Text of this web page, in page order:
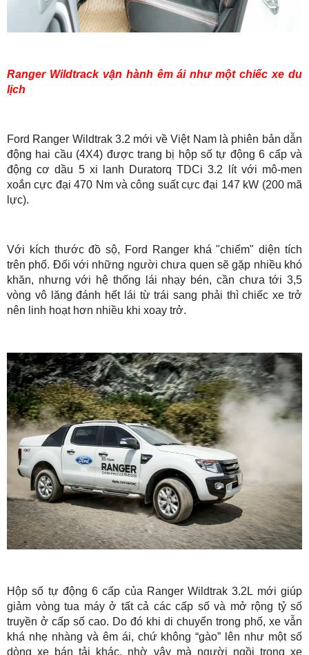
Ranger Wildtrack vận hành êm ái như một chiếc xe du
lịch
Ford Ranger Wildtrak 3.2 mới về Việt Nam là phiên bản dẫn
động hai cầu (4X4) được trang bị hộp số tự động 6 cấp và
động cơ dầu 5 xi lanh Duratorq TDCi 3.2 lít với mô-men
xoắn cực đại 470 Nm và công suất cực đại 147 kW (200 mã
lực).
Với kích thước đồ sộ, Ford Ranger khá "chiếm" diện tích
trên phố. Đối với những người chưa quen sẽ gặp nhiều khó
khăn, nhưng với hệ thống lái nhạy bén, cần chưa tới 3,5
vòng vô lăng đánh hết lái từ trái sang phải thì chiếc xe trở
nên linh hoạt hơn nhiều khi xoay trở.
Hộp số tự động 6 cấp của Ranger Wildtrak 3.2L mới giúp
giảm vòng tua máy ở tất cả các cấp số và mở rộng tỷ số
truyền ở cấp số cao. Do đó khi di chuyển trong phố, xe vẫn
khá nhẹ nhàng và êm ái, chứ không “gào” lên như một số
dòng xe bán tải khác, nhờ vậy mà người ngồi trong xe